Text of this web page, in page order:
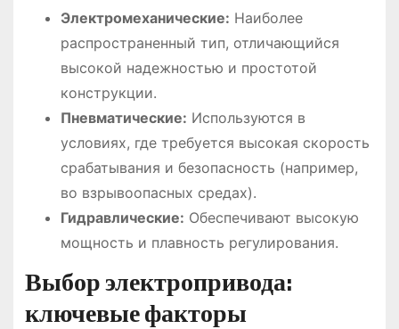
Электромеханические: Наиболее
распространенный тип, отличающийся
высокой надежностью и простотой
конструкции.
Пневматические: Используются в
условиях, где требуется высокая скорость
срабатывания и безопасность (например,
во взрывоопасных средах).
Гидравлические: Обеспечивают высокую
мощность и плавность регулирования.
Выбор электропривода:
ключевые факторы